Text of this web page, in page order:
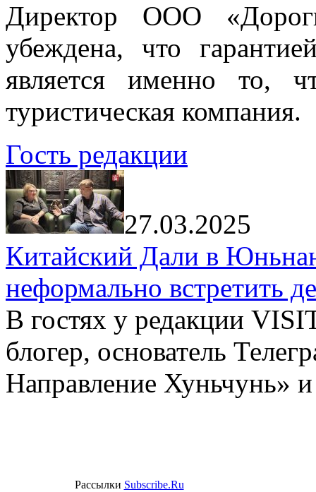
Директор ООО
убеждена, что
является именно то,
туристическая компания.
Гость редакции
27.03.2025
Китайский Дали в
неформально встретить
В гостях у редакции
блогер, основатель
Направление Хуньчунь»
Рассылки Subscribe.Ru